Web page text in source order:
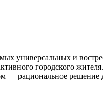
универсальных и
городского
— рациональное